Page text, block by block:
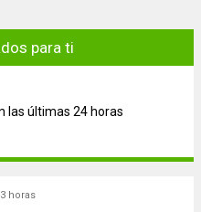
para ti
las últimas 24 horas
horas